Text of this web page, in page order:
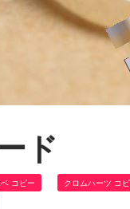
ド
コピー クロムハーツ コ